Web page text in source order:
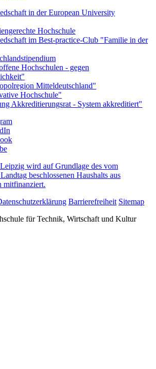
wird auf Grundlage des vom
beschlossenen Haushalts aus
mitfinanziert.
Barrierefreiheit Sitemap
für Technik, Wirtschaft und Kultur